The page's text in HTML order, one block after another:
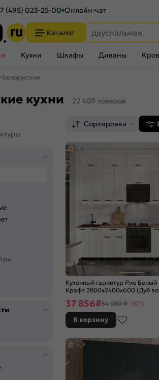
(495) 023-25-00 Онлайн-чат
Каталог
Кухни Шкафы Диваны
Белорусские
кухни 22 409 товаров
Сортировка
Кухонный гарнитур Рио
Крафт 2800x2400x600 (Дуб
5,0
37 856₽54 080 ₽ -30%
В корзину
4,9